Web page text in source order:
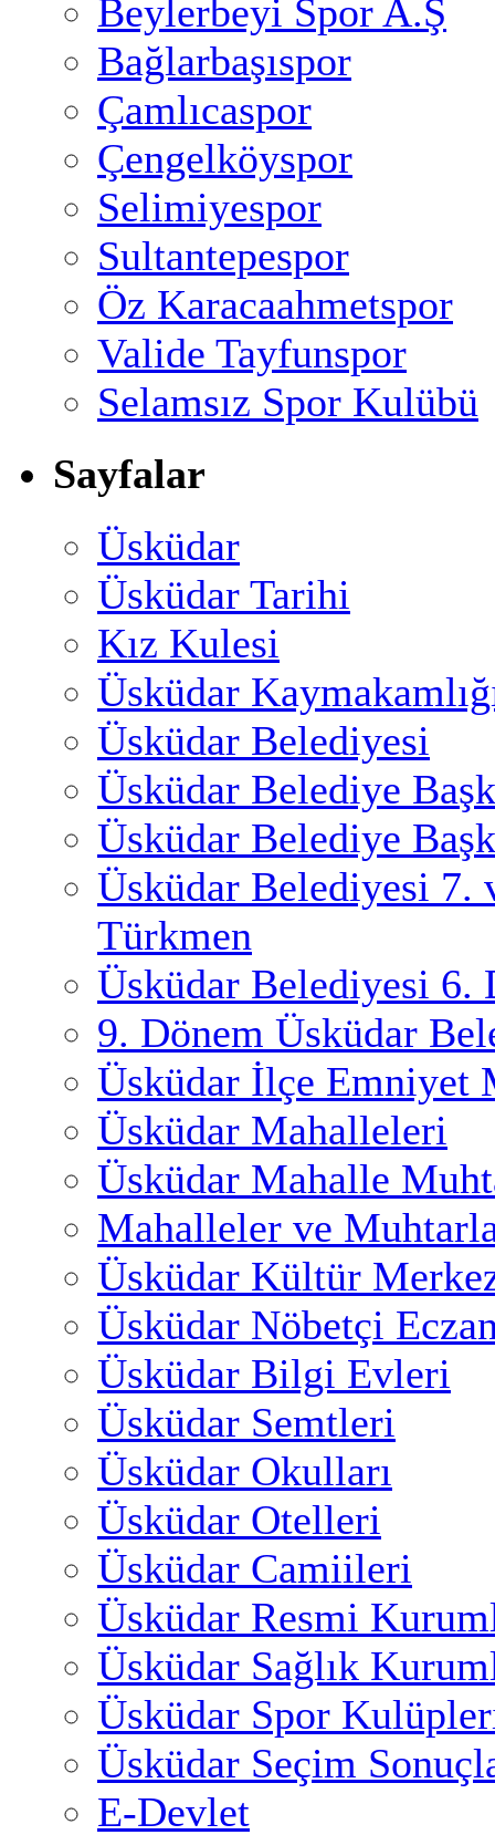
Beylerbeyi Spor A.Ş
Bağlarbaşıspor
Çamlıcaspor
Çengelköyspor
Selimiyespor
Sultantepespor
Öz Karacaahmetspor
Valide Tayfunspor
Selamsız Spor Kulübü
Sayfalar
Üsküdar
Üsküdar Tarihi
Kız Kulesi
Üsküdar
Üsküdar Belediyesi
Üsküdar Belediye
Üsküdar Belediye
Üsküdar Belediyesi 7.
Türkmen
Üsküdar Belediyesi 6.
9. Dönem Üsküdar
Üsküdar İlçe Emniyet
Üsküdar Mahalleleri
Üsküdar Mahalle
Mahalleler ve
Üsküdar Kültür
Üsküdar Nöbetçi
Üsküdar Bilgi Evleri
Üsküdar Semtleri
Üsküdar Okulları
Üsküdar Otelleri
Üsküdar Camiileri
Üsküdar Resmi
Üsküdar Sağlık
Üsküdar Spor
Üsküdar Seçim
E-Devlet